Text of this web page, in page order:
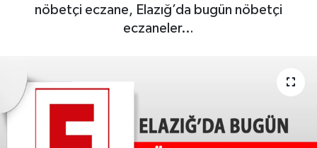
nöbetçi eczane, Elazığ’da bugün nöbetçi
eczaneler…
EKONOMİ
GENEL
GÜNDEM
Haber Arşivi